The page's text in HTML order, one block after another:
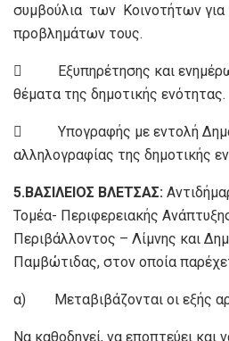
συμβούλια των Κοινοτήτων για
προβλημάτων τους.
 Εξυπηρέτησης και
θέματα της δημοτικής ενότητας.
 Υπογραφής με εντολή
αλληλογραφίας της δημοτικής
5.ΒΑΣΙΛΕΙΟΣ ΒΛΕΤΣΑΣ:
Τομέα- Περιφερειακής
Περιβάλλοντος – Λίμνης και
Παμβώτιδας, στον οποία
α) Μεταβιβάζονται οι εξής
Να καθοδηγεί, να εποπτεύει και